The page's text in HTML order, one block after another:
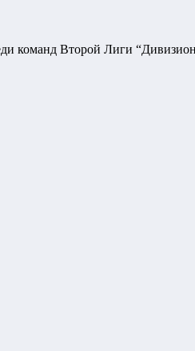
команд Второй Лиги “Дивизион